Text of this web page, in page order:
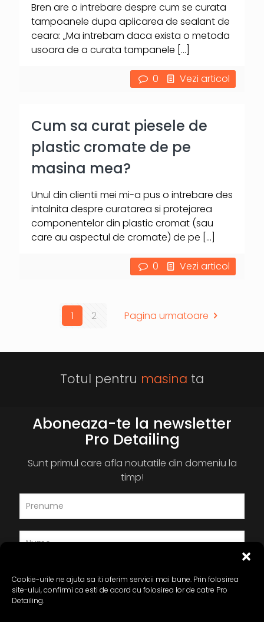
Cookie-urile ne ajuta sa iti oferim servicii mai bune. Prin folosirea
site-ului, confirmi ca esti de acord cu folosirea lor de catre Pro
Detailing.
Bren are o intrebare despre cum se curata
tampoanele dupa aplicarea de sealant de
ceara: „Ma intrebam daca exista o metoda
usoara de a curata tampanele […]
0 Vezi articol
Cum sa curat piesele de
plastic cromate de pe
masina mea?
Unul din clientii mei mi-a pus o intrebare des
intalnita despre curatarea si protejarea
componentelor din plastic cromat (sau
care au aspectul de cromate) de pe […]
0 Vezi articol
1 2 Pagina urmatoare
Totul pentru masina ta
Aboneaza-te la newsletter
Pro Detailing
Sunt primul care afla noutatile din domeniu la
timp!